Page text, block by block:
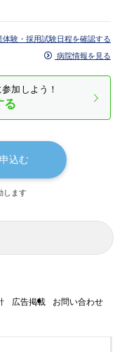
験・採用試験日程を確認する
病院情報を見る
加しよう！
る
込む
します